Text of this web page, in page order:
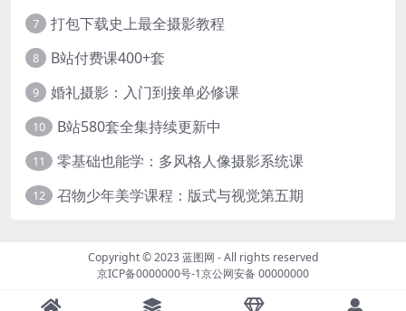
7 打包下载史上最全摄影教程
8 B站付费课400+套
9 婚礼摄影：入门到接单必修课
10 B站580套全集持续更新中
11 零基础也能学：多风格人像摄影系统课
12 召物少年美学课程：版式与视觉第五期
Copyright © 2023蓝图网 - All rights reserved
京ICP备0000000号-1京公网安备 00000000